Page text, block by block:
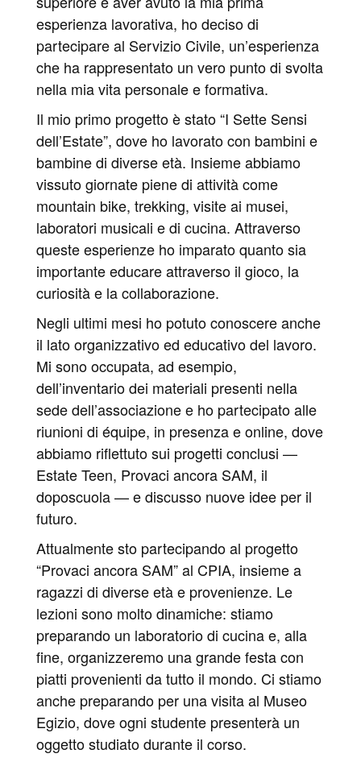
esperienza lavorativa, ho deciso di
partecipare al Servizio Civile, un’esperienza
che ha rappresentato un vero punto di svolta
nella mia vita personale e formativa.
Il mio primo progetto è stato “I Sette Sensi
dell’Estate”, dove ho lavorato con bambini e
bambine di diverse età. Insieme abbiamo
vissuto giornate piene di attività come
mountain bike, trekking, visite ai musei,
laboratori musicali e di cucina. Attraverso
queste esperienze ho imparato quanto sia
importante educare attraverso il gioco, la
curiosità e la collaborazione.
Negli ultimi mesi ho potuto conoscere anche
il lato organizzativo ed educativo del lavoro.
Mi sono occupata, ad esempio,
dell’inventario dei materiali presenti nella
sede dell’associazione e ho partecipato alle
riunioni di équipe, in presenza e online, dove
abbiamo riflettuto sui progetti conclusi —
Estate Teen, Provaci ancora SAM, il
doposcuola — e discusso nuove idee per il
futuro.
Attualmente sto partecipando al progetto
“Provaci ancora SAM” al CPIA, insieme a
ragazzi di diverse età e provenienze. Le
lezioni sono molto dinamiche: stiamo
preparando un laboratorio di cucina e, alla
fine, organizzeremo una grande festa con
piatti provenienti da tutto il mondo. Ci stiamo
anche preparando per una visita al Museo
Egizio, dove ogni studente presenterà un
oggetto studiato durante il corso.